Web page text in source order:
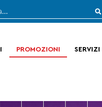
PROMOZIONI SERVIZI